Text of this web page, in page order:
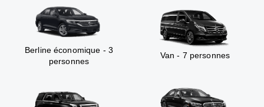
Berline économique - 3
personnes
Van - 7 personnes